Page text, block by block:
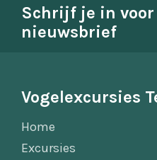
Schrijf je in voor
nieuwsbrief
Vogelexcursies
Home
Excursies